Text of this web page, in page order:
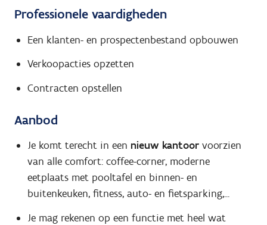
Professionele vaardigheden
Een klanten- en prospectenbestand opbouwen
Verkoopacties opzetten
Contracten opstellen
Aanbod
Je komt terecht in een nieuw kantoorvoorzien
van alle comfort: coffee-corner, moderne
eetplaats met pooltafel en binnen- en
buitenkeuken, fitness, auto- en fietsparking,...
Je mag rekenen op een functie met heel wat